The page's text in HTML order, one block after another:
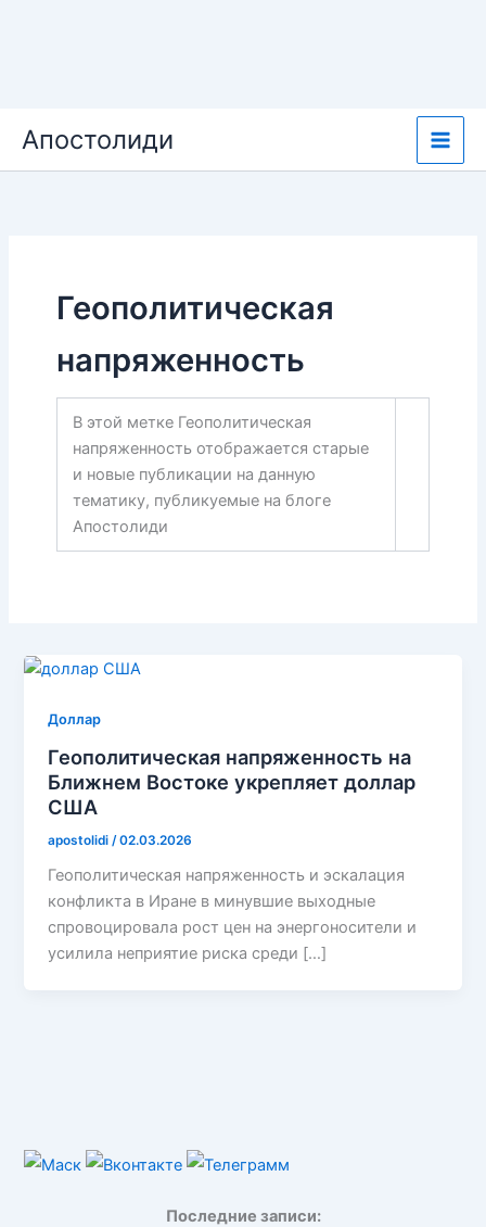
содержимому
Апостолиди
Геополитическая
напряженность
В этой метке Геополитическая
напряженность отображается старые
и новые публикации на данную
тематику, публикуемые на блоге
Апостолиди
Доллар
Геополитическая напряженность на
Ближнем Востоке укрепляет доллар
США
apostolidi /02.03.2026
Геополитическая напряженность и эскалация
конфликта в Иране в минувшие выходные
спровоцировала рост цен на энергоносители и
усилила неприятие риска среди […]
Последние записи: